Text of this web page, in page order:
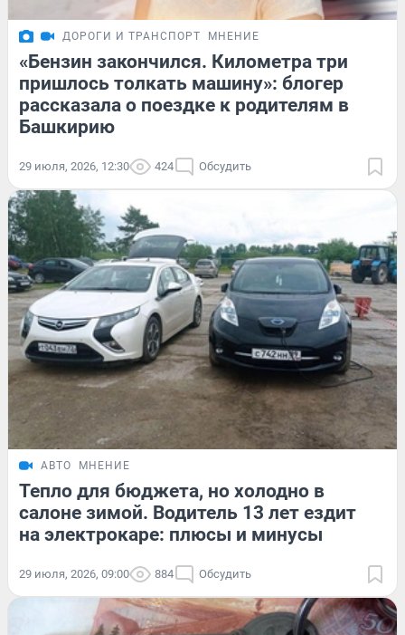
ДОРОГИ И ТРАНСПОРТ МНЕНИЕ
«Бензин закончился. Километра три
пришлось толкать машину»: блогер
рассказала о поездке к родителям в
Башкирию
29 июля, 2026, 12:30 424 Обсудить
АВТО МНЕНИЕ
Тепло для бюджета, но холодно в
салоне зимой. Водитель 13 лет ездит
на электрокаре: плюсы и минусы
29 июля, 2026, 09:00 884 Обсудить